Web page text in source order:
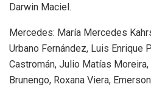
Darwin Maciel.
Mercedes: María Mercedes
Urbano Fernández, Luis Enrique
Castromán, Julio Matías Moreira,
Brunengo, Roxana Viera,